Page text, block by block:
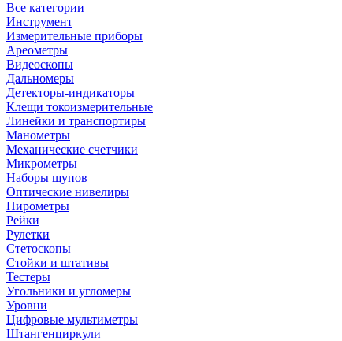
Все категории
Инструмент
Измерительные приборы
Ареометры
Видеоскопы
Дальномеры
Детекторы-индикаторы
Клещи токоизмерительные
Линейки и транспортиры
Манометры
Механические счетчики
Микрометры
Наборы щупов
Оптические нивелиры
Пирометры
Рейки
Рулетки
Стетоскопы
Стойки и штативы
Тестеры
Угольники и угломеры
Уровни
Цифровые мультиметры
Штангенциркули